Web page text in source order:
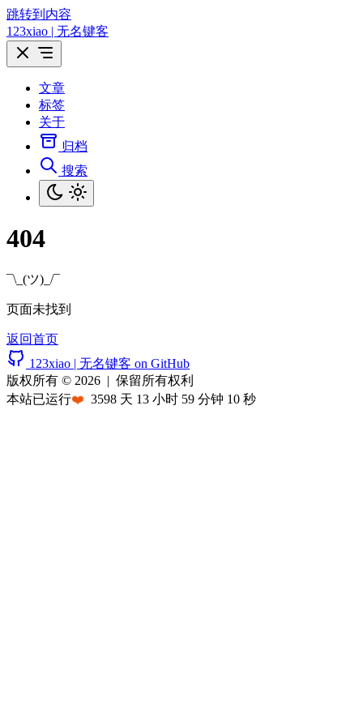
跳转到内容
123xiao | 无名键客
文章
标签
关于
归档
搜索
404
¯\_(ツ)_/¯
页面未找到
返回首页
123xiao | 无名键客 on GitHub
版权所有 © 2026 | 保留所有权利
本站已运行❤️ 3598 天 13 小时 59 分钟 10 秒